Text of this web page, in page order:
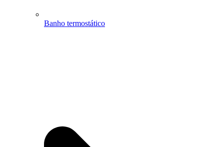
Banho termostático